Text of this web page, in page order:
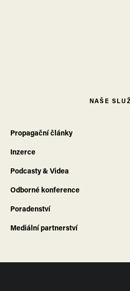
NAŠE
Propagační články
Inzerce
Podcasty & Videa
Odborné konference
Poradenství
Mediální partnerství